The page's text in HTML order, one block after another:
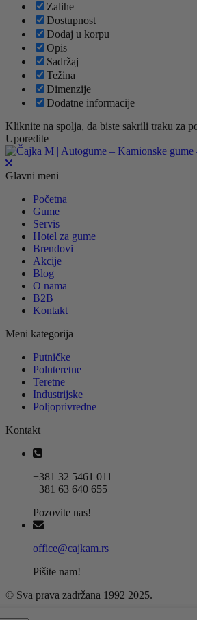
Zalihe
Dostupnost
Dodaj u korpu
Opis
Sadržaj
Težina
Dimenzije
Dodatne informacije
Kliknite na spolja, da biste sakrili traku za
Uporedite
Glavni meni
Početna
Gume
Servis
Hotel za gume
Brendovi
Akcije
Blog
O nama
B2B
Kontakt
Meni kategorija
Putničke
Poluteretne
Teretne
Industrijske
Poljoprivredne
Kontakt
+381 32 5461 011
+381 63 640 655
Pozovite nas!
office@cajkam.rs
Pišite nam!
© Sva prava zadržana 1992 2025.